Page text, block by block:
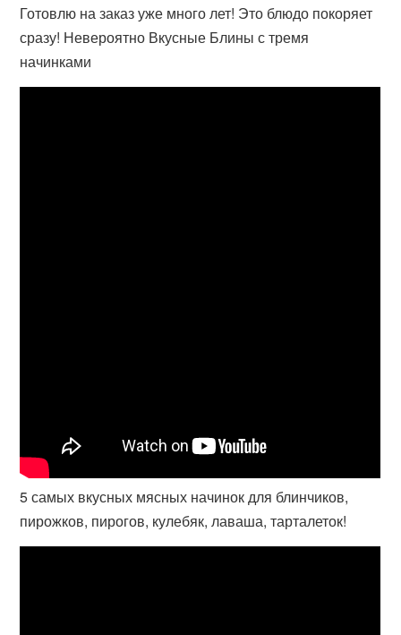
Готовлю на заказ уже много лет! Это блюдо покоряет
сразу! Невероятно Вкусные Блины с тремя
начинками
5 самых вкусных мясных начинок для блинчиков,
пирожков, пирогов, кулебяк, лаваша, тарталеток!